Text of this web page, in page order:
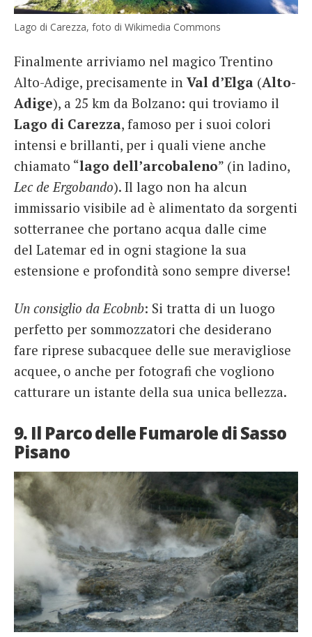
Lago di Carezza, foto di Wikimedia Commons
Finalmente arriviamo nel magico Trentino
Alto-Adige, precisamente in Val d’Elga (Alto-
Adige), a 25 km da Bolzano: qui troviamo il
Lago di Carezza, famoso per i suoi colori
intensi e brillanti, per i quali viene anche
chiamato “lago dell’arcobaleno” (in ladino,
Lec de Ergobando). Il lago non ha alcun
immissario visibile ad è alimentato da sorgenti
sotterranee che portano acqua dalle cime
del Latemar ed in ogni stagione la sua
estensione e profondità sono sempre diverse!
Un consiglio da Ecobnb: Si tratta di un luogo
perfetto per sommozzatori che desiderano
fare riprese subacquee delle sue meravigliose
acquee, o anche per fotografi che vogliono
catturare un istante della sua unica bellezza.
9. Il Parco delle Fumarole di Sasso
Pisano